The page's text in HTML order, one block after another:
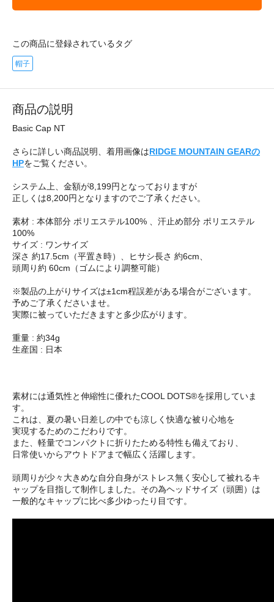
この商品に登録されているタグ
帽子
商品の説明
Basic Cap NT
さらに詳しい商品説明、着用画像はRIDGE MOUNTAIN GEARの
HPをご覧ください。
システム上、金額が8,199円となっておりますが
正しくは8,200円となりますのでご了承ください。
素材 : 本体部分 ポリエステル100% 、汗止め部分 ポリエステル
100%
サイズ : ワンサイズ
深さ 約17.5cm（平置き時）、ヒサシ長さ 約6cm、
頭周り約 60cm（ゴムにより調整可能）
※製品の上がりサイズは±1cm程誤差がある場合がございます。
予めご了承くださいませ。
実際に被っていただきますと多少広がります。
重量 : 約34g
生産国 : 日本
素材には通気性と伸縮性に優れたCOOL DOTS®を採用していま
す。
これは、夏の暑い日差しの中でも涼しく快適な被り心地を
実現するためのこだわりです。
また、軽量でコンパクトに折りたためる特性も備えており、
日常使いからアウトドアまで幅広く活躍します。
頭周りが少々大きめな自分自身がストレス無く安心して被れるキ
ャップを目指して制作しました。その為ヘッドサイズ（頭囲）は
一般的なキャップに比べ多少ゆったり目です。